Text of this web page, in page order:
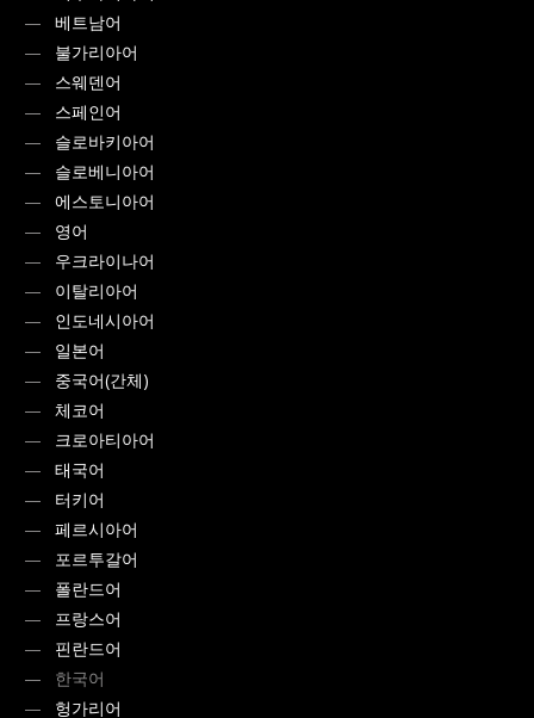
베트남어
불가리아어
스웨덴어
스페인어
슬로바키아어
슬로베니아어
에스토니아어
영어
우크라이나어
이탈리아어
인도네시아어
일본어
중국어(간체)
체코어
크로아티아어
태국어
터키어
페르시아어
포르투갈어
폴란드어
프랑스어
핀란드어
한국어
헝가리어